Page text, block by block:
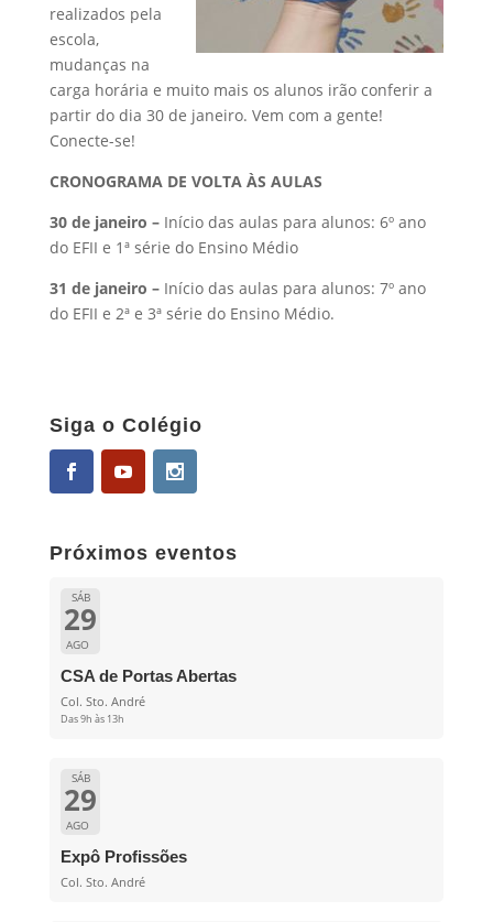
realizados pela
escola,
mudanças na
carga horária e muito mais os alunos irão conferir a
partir do dia 30 de janeiro. Vem com a gente!
Conecte-se!
CRONOGRAMA DE VOLTA ÀS AULAS
30 de janeiro – Início das aulas para alunos: 6º ano
do EFII e 1ª série do Ensino Médio
31 de janeiro –Início das aulas para alunos: 7º ano
do EFII e 2ª e 3ª série do Ensino Médio.
Siga o Colégio
Próximos eventos
SÁB
29
AGO
CSA de Portas Abertas
Col. Sto. André
Das 9h às 13h
SÁB
29
AGO
Expô Profissões
Col. Sto. André